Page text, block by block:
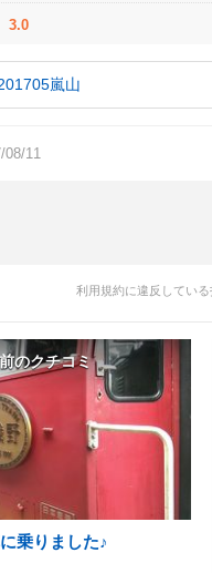
3.0
嵐山
11
利用規約に違反してい
のクチコミ
乗りました♪